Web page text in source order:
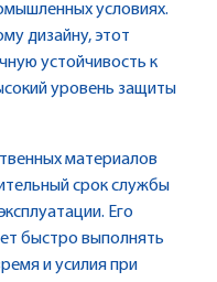
условиях.
дизайну, этот
устойчивость к
уровень защиты
материалов
срок службы
Его
быстро выполнять
и усилия при